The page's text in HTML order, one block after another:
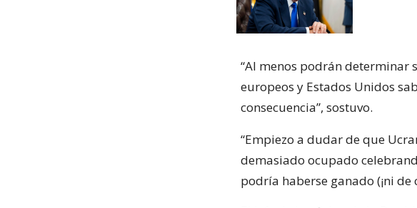
“Al menos podrán determinar
europeos y Estados Unidos
consecuencia”, sostuvo.
“Empiezo a dudar de que
demasiado ocupado
podría haberse ganado (¡ni de